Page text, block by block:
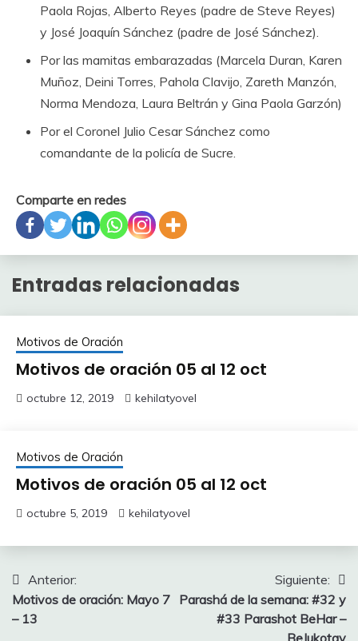
Paola Rojas, Alberto Reyes (padre de Steve Reyes)
y José Joaquín Sánchez (padre de José Sánchez).
Por las mamitas embarazadas (Marcela Duran, Karen
Muñoz, Deini Torres, Pahola Clavijo, Zareth Manzón,
Norma Mendoza, Laura Beltrán y Gina Paola Garzón)
Por el Coronel Julio Cesar Sánchez como
comandante de la policía de Sucre.
Comparte en redes
Entradas relacionadas
Motivos de Oración
Motivos de oración 05 al 12 oct
octubre 12, 2019 kehilatyovel
Motivos de Oración
Motivos de oración 05 al 12 oct
octubre 5, 2019 kehilatyovel
Navegación
de
Anterior:
Motivos de oración: Mayo 7
– 13
Siguiente:
Parashá de la semana: #32 y
#33 Parashot BeHar –
BeJukotay